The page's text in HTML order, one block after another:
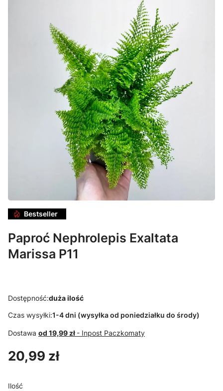
Bestseller
Paproć Nephrolepis Exaltata
Marissa P11
Dostępność:duża ilość
Czas wysyłki:1-4 dni (wysyłka od poniedziałku do środy)
Dostawa od 19,99 zł - Inpost Paczkomaty
Cena
20,99 zł
Ilość